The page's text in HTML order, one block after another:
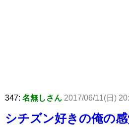
347: 名無しさん 2017/06/11(日)
シチズン好きの俺の